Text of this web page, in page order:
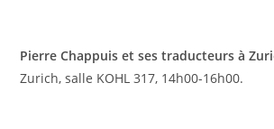
Pierre Chappuis et ses traducteurs à
Zurich, salle KOHL 317, 14h00-16h00.